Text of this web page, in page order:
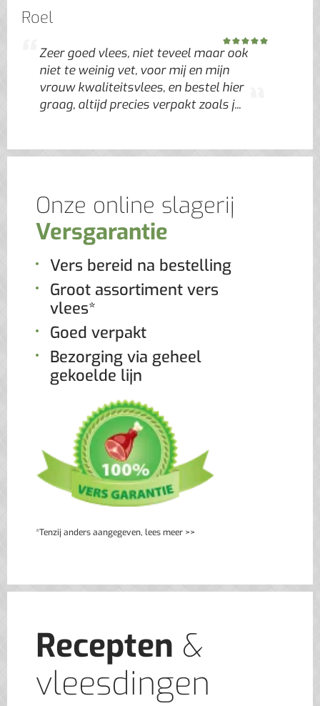
Roel
Zeer goed vlees, niet teveel maar ook
niet te weinig vet, voor mij en mijn
vrouw kwaliteitsvlees, en bestel hier
graag, altijd precies verpakt zoals j...
Onze online slagerij
Versgarantie
Vers bereid na bestelling
Groot assortiment vers
vlees*
Goed verpakt
Bezorging via geheel
gekoelde lijn
*Tenzij anders aangegeven, lees meer >>
Recepten &
vleesdingen